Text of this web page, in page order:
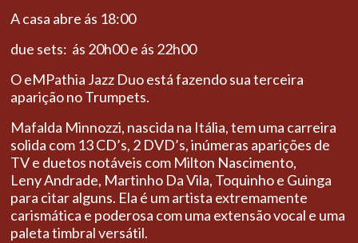
A casa abre ás 18:00
due sets: ás 20h00 e ás 22h00
O eMPathia Jazz Duo está fazendo sua terceira
aparição no Trumpets.
Mafalda Minnozzi, nascida na Itália, tem uma carreira
solida com 13 CD’s, 2 DVD’s, inúmeras aparições de
TV e duetos notáveis ​​com Milton Nascimento,
LenyAndrade, Martinho Da Vila, Toquinho e Guinga
para citar alguns. Ela é um artista extremamente
carismática e poderosa com uma extensão vocal e uma
paleta timbral versátil.